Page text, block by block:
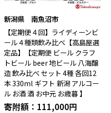
新潟県 南魚沼市
【定期便４回】ライディーンビ
ール４種類飲み比べ【高島屋選
定品】【定期便 ビール クラフ
トビール beer 地ビール 八海醸
造 飲み比べ セット 4種 各回12
本 330ml ギフト 新潟 アルコー
ル お酒 酒 お中元 お歳暮 】
寄附額：111,000円